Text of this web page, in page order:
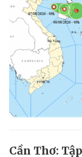
Cần Thơ: